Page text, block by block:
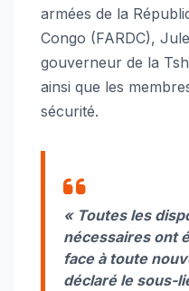
armées de la
Congo (FARDC),
gouverneur de la
ainsi que les
sécurité.
« Toutes les
nécessaires ont
face à toute
déclaré le sous-